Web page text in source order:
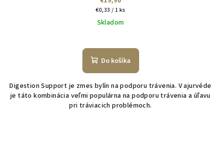
Jednotková
cena:
€0,33 / 1 ks
Skladom
Do košíka
Digestion Support je zmes bylín na podporu trávenia. V ajurvéde
je táto kombinácia veľmi populárna na podporu trávenia a úľavu
pri tráviacich problémoch.